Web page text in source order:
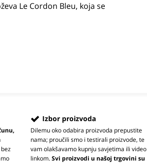
Le Cordon Bleu, koja se
bez
Izbor proizvoda
Dilemu oko odabira proizvoda prepustite
nama; proučili smo i testirali proizvode, te
vam olakšavamo kupnju savjetima ili video
linkom.Svi proizvodi u našoj trgovini su